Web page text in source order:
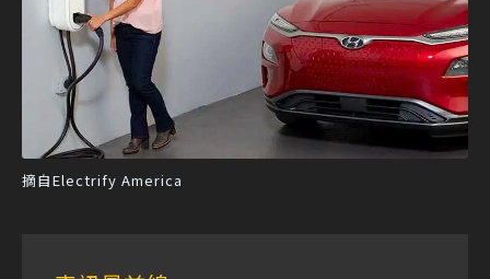
摘自Electrify America